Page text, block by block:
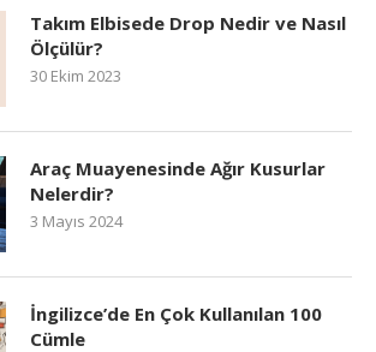
Takım Elbisede Drop Nedir ve Nasıl
Ölçülür?
30 Ekim 2023
Araç Muayenesinde Ağır Kusurlar
Nelerdir?
3 Mayıs 2024
İngilizce’de En Çok Kullanılan 100
Cümle